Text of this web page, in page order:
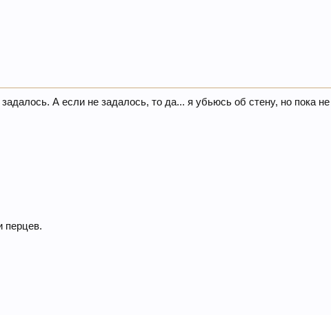
А если не задалось, то да... я убьюсь об стену, но пока
перцев.